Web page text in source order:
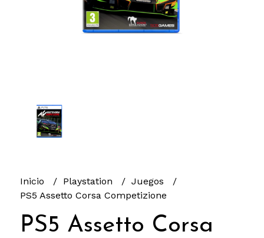
Inicio Playstation
Juegos
PS5 Assetto Corsa Competizione
PS5 Assetto Corsa